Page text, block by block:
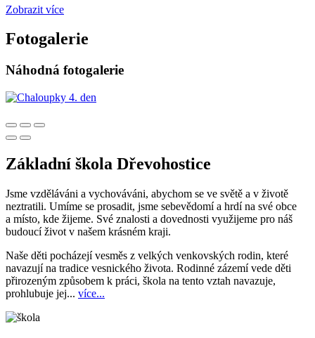
Zobrazit více
Fotogalerie
Náhodná fotogalerie
Základní škola Dřevohostice
Jsme vzděláváni a vychováváni, abychom se ve světě a v životě
neztratili. Umíme se prosadit, jsme sebevědomí a hrdí na své obce
a místo, kde žijeme. Své znalosti a dovednosti využijeme pro náš
budoucí život v našem krásném kraji.
Naše děti pocházejí vesměs z velkých venkovských rodin, které
navazují na tradice vesnického života. Rodinné zázemí vede děti
přirozeným způsobem k práci, škola na tento vztah navazuje,
prohlubuje jej... více...